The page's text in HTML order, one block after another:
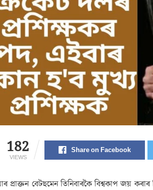
182
VIEWS
Share on Facebook
প্ৰাক্তন বেটছমেন তিনিবাৰকৈ বিশ্বকাপ জয়